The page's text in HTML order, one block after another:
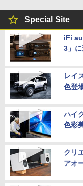
Special Site
iFi
3」
レイ
色登
ハイ
色彩
クリ
アオ